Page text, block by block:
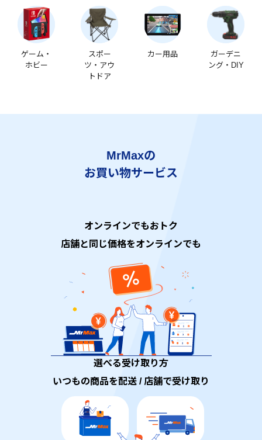
ゲーム・
ホビー
スポー
ツ・アウ
トドア
カー用品
ガーデニ
ング・DIY
MrMaxの
お買い物サービス
オンラインでもおトク
店舗と同じ価格をオンラインでも
選べる受け取り方
いつもの商品を配送 / 店舗で受け取り